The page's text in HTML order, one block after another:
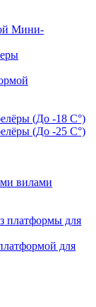
Мини-
(До -18 C°)
(До -25 C°)
вилами
платформы для
для